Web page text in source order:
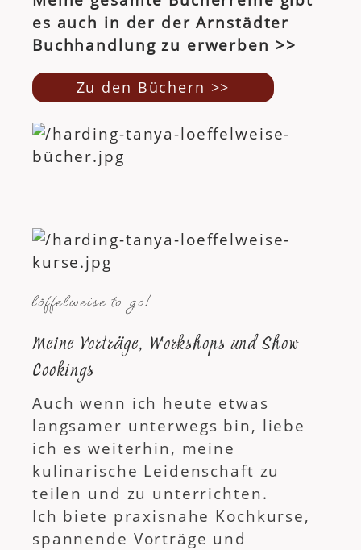
es auch in der der Arnstädter
Buchhandlung zu erwerben >>
Zu den Büchern >>
löffelweise to-go!
Meine Vorträge, Workshops und Show
Cookings
Auch wenn ich heute etwas
langsamer unterwegs bin, liebe
ich es weiterhin, meine
kulinarische Leidenschaft zu
teilen und zu unterrichten.
Ich biete praxisnahe Kochkurse,
spannende Vorträge und